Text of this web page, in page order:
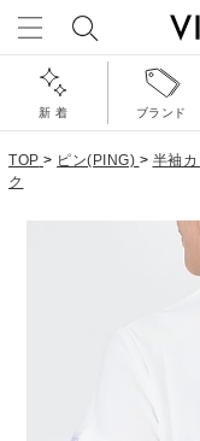
新 着 ブランド
TOP > ピン(PING) > 半袖
ク